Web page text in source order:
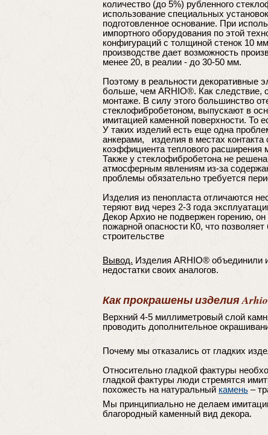
количество (до 5%) рубленного
использование специальных
подготовленное основание. При
импортного оборудования по этой
конфигураций с толщиной стенок 10
производстве дает возможность
менее 20, в реалии - до 30-50 мм.
Поэтому в реальности декоративные
больше, чем ARHIO®. Как следствие,
монтаже. В силу этого большинство
стеклофибробетоном, выпускают в
имитацией каменной поверхности. То
У таких изделий есть еще одна
анкерами, изделия в местах контакта
коэффициента теплового расширения
Также у стеклофибробетона не
атмосферным явлениям из-за
проблемы обязательно требуется
Изделия из пенопласта отличаются
теряют вид через 2-3 года
Декор Архио не подвержен горению,
пожарной опасности К0, что
строительстве
Вывод. Изделия ARHIO® объединили
недостатки своих аналогов.
Как прокрашены изделия
Верхний 4-5 миллиметровый слой
проводить дополнительное
Почему мы отказались от гладких
Относительно гладкой фактуры
гладкой фактуры люди стремятся
похожесть на натуральный камень –
Мы принципиально не делаем
благородный каменный вид декора.